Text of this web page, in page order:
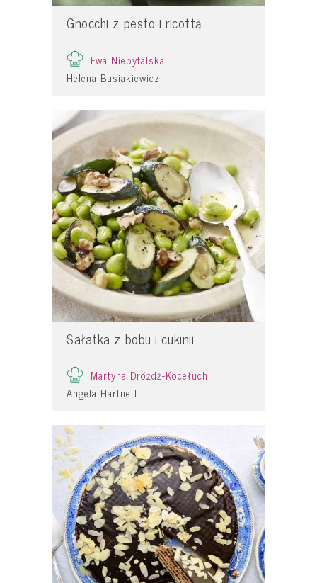
Gnocchi z pesto i ricottą
Ewa Niepytalska
Helena Busiakiewicz
Sałatka z bobu i cukinii
Martyna Dróżdż-Kocełuch
Angela Hartnett